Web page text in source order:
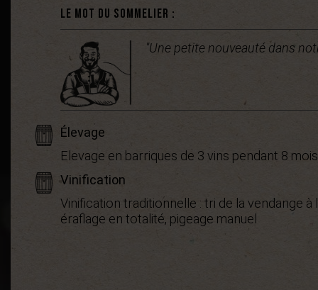
Le mot du sommelier :
"Une petite nouveauté dans
Élevage
Elevage en barriques de 3 vins pendant 8 mois
Vinification
Vinification traditionnelle : tri de la vendange à
éraflage en totalité, pigeage manuel